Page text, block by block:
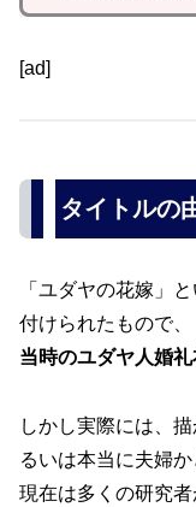
[ad]
タイトルの
「ユダヤの花嫁」
付けられたもので、
当時のユダヤ人婚
しかし実際には、
るいは本当に夫婦
現在は多くの研究者